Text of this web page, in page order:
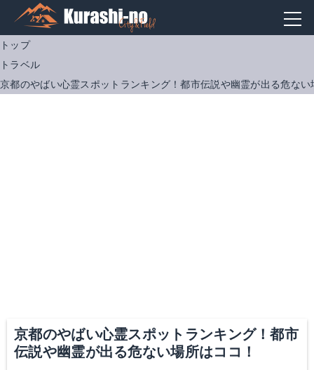
トップ
トラベル
京都のやばい心霊スポットランキング！都市伝説や幽霊が出る危ない
京都のやばい心霊スポットランキング！都市
伝説や幽霊が出る危ない場所はココ！